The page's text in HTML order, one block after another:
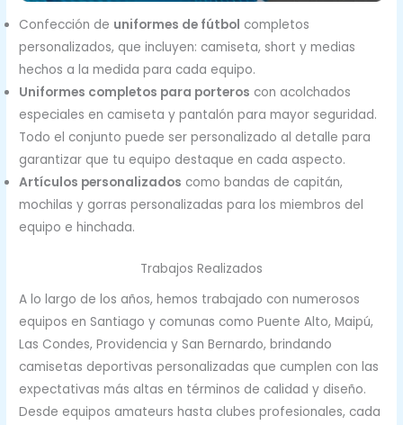
Confección de uniformes de fútbol completos
personalizados, que incluyen: camiseta, short y medias
hechos a la medida para cada equipo.
Uniformes completos para porteros con acolchados
especiales en camiseta y pantalón para mayor seguridad.
Todo el conjunto puede ser personalizado al detalle para
garantizar que tu equipo destaque en cada aspecto.
Artículos personalizados como bandas de capitán,
mochilas y gorras personalizadas para los miembros del
equipo e hinchada.
Trabajos Realizados
A lo largo de los años, hemos trabajado con numerosos
equipos en Santiago y comunas como Puente Alto, Maipú,
Las Condes, Providencia y San Bernardo, brindando
camisetas deportivas personalizadas que cumplen con las
expectativas más altas en términos de calidad y diseño.
Desde equipos amateurs hasta clubes profesionales, cada